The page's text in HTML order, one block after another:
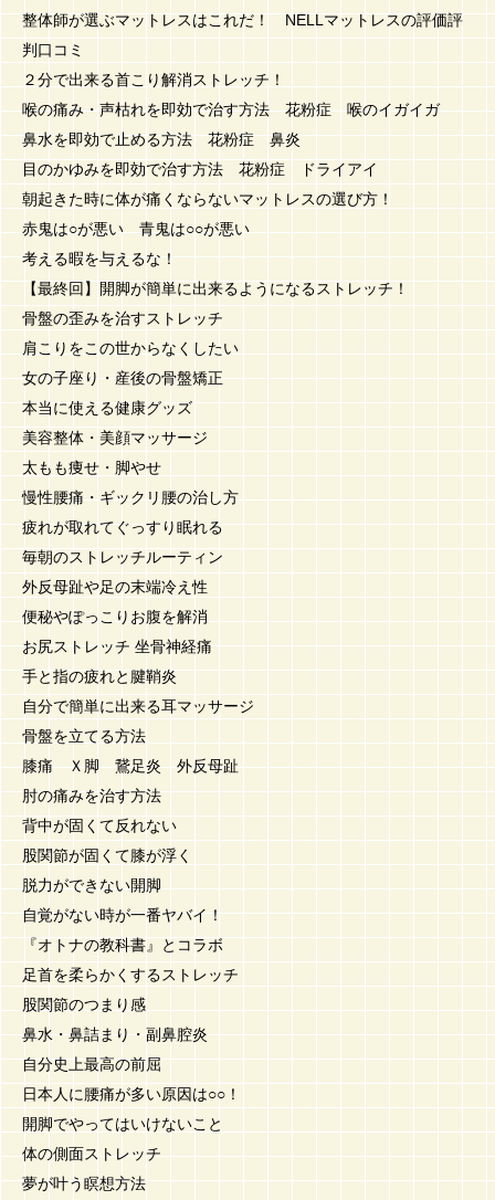
整体師が選ぶマットレスはこれだ！ NELLマットレスの評価評
判口コミ
２分で出来る首こり解消ストレッチ！
喉の痛み・声枯れを即効で治す方法 花粉症 喉のイガイガ
鼻水を即効で止める方法 花粉症 鼻炎
目のかゆみを即効で治す方法 花粉症 ドライアイ
朝起きた時に体が痛くならないマットレスの選び方！
赤鬼は○が悪い 青鬼は○○が悪い
考える暇を与えるな！
【最終回】開脚が簡単に出来るようになるストレッチ！
骨盤の歪みを治すストレッチ
肩こりをこの世からなくしたい
女の子座り・産後の骨盤矯正
本当に使える健康グッズ
美容整体・美顔マッサージ
太もも痩せ・脚やせ
慢性腰痛・ギックリ腰の治し方
疲れが取れてぐっすり眠れる
毎朝のストレッチルーティン
外反母趾や足の末端冷え性
便秘やぽっこりお腹を解消
お尻ストレッチ 坐骨神経痛
手と指の疲れと腱鞘炎
自分で簡単に出来る耳マッサージ
骨盤を立てる方法
膝痛 Ｘ脚 鵞足炎 外反母趾
肘の痛みを治す方法
背中が固くて反れない
股関節が固くて膝が浮く
脱力ができない開脚
自覚がない時が一番ヤバイ！
『オトナの教科書』とコラボ
足首を柔らかくするストレッチ
股関節のつまり感
鼻水・鼻詰まり・副鼻腔炎
自分史上最高の前屈
日本人に腰痛が多い原因は○○！
開脚でやってはいけないこと
体の側面ストレッチ
夢が叶う瞑想方法